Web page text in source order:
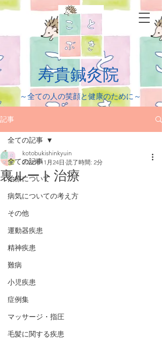
​寿貴鍼灸院
​～全ての人の笑顔と健康のために～
記事
全ての記事
治療について
病気についての考え方
その他
運動器疾患
精神疾患
難病
小児疾患
症例集
マッサージ・指圧
毛髪に関する疾患
全ての記事
裏ルート治療
kotobukishinkyuin
2022年11月24日 読了時間: 2分